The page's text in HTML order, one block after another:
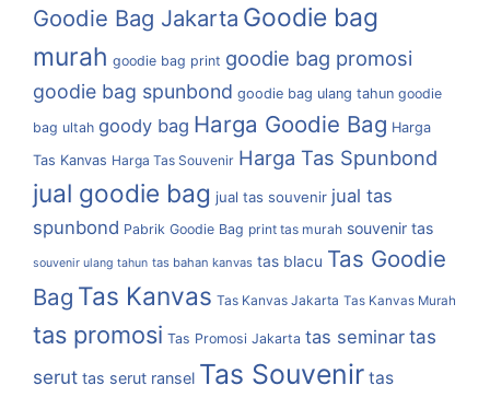
Goodie Bag Jakarta Goodie bag
murah goodie bag print goodie bag promosi
goodie bag spunbond goodie bag ulang tahun goodie
bag ultah goody bag Harga Goodie Bag Harga
Tas Kanvas Harga Tas Souvenir Harga Tas Spunbond
jual goodie bag jual tas souvenir jual tas
spunbond Pabrik Goodie Bag print tas murah souvenir tas
souvenir ulang tahun tas bahan kanvas tas blacu Tas Goodie
Bag Tas Kanvas Tas Kanvas Jakarta Tas Kanvas Murah
tas promosi Tas Promosi Jakarta tas seminar tas
serut tas serut ransel Tas Souvenir tas